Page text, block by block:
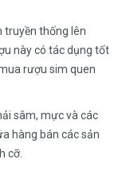
truyền thống lên
này có tác dụng tốt
rượu sim quen
sâm, mực và các
hàng bán các sản
cỡ.